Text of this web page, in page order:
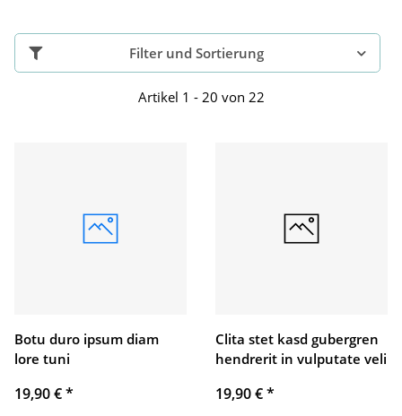
Filter und Sortierung
Artikel 1 - 20 von 22
Botu duro ipsum diam
lore tuni
19,90 €*
Clita stet kasd gubergren
hendrerit in vulputate veli
19,90 €*